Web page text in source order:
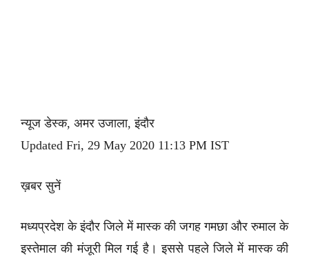
न्यूज डेस्क, अमर उजाला, इंदौर
Updated Fri, 29 May 2020 11:13 PM IST
ख़बर सुनें
मध्यप्रदेश के इंदौर जिले में मास्क की जगह गमछा और रुमाल के
इस्तेमाल की मंजूरी मिल गई है। इससे पहले जिले में मास्क की